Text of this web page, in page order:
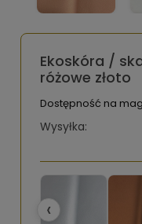
Ekoskóra /
różowe złoto
Dostępność na
Wysyłka:
‹